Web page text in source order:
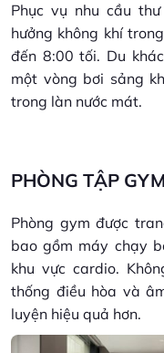
Phục vụ nhu cầu
hưởng không khí
đến 8:00 tối. Du
một vòng bơi sảng
trong làn nước mát.
PHÒNG TẬP
Phòng gym được
bao gồm máy chạy
khu vực cardio.
thống điều hòa và
luyện hiệu quả hơn.